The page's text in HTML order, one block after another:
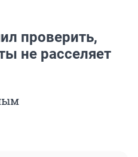
проверить,
не расселяет